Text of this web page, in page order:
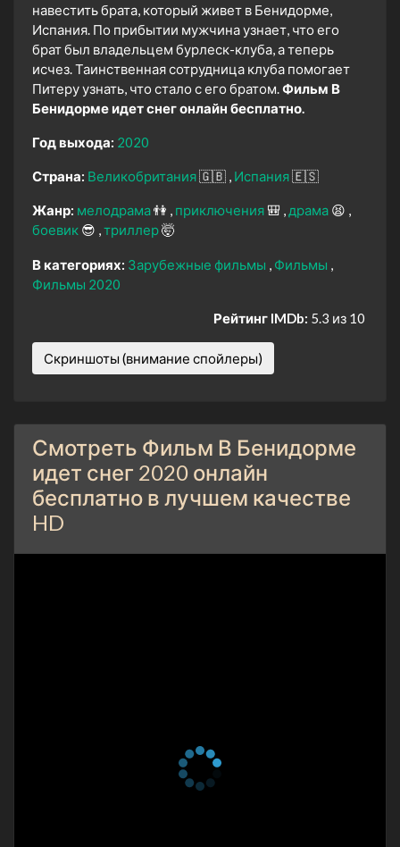
навестить брата, который живет в Бенидорме,
Испания. По прибытии мужчина узнает, что его
брат был владельцем бурлеск-клуба, а теперь
исчез. Таинственная сотрудница клуба помогает
Питеру узнать, что стало с его братом.Фильм В
Бенидорме идет снег онлайн бесплатно.
Год выхода: 2020
Страна: Великобритания🇬🇧 Испания🇪🇸
Жанр: мелодрама👫 приключения 🎒 драма 😫
боевик 😎 триллер🤯
В категориях: Зарубежные фильмы
Фильмы
Фильмы 2020
Рейтинг IMDb: 5.3 из 10
Скриншоты (внимание спойлеры)
Смотреть Фильм В Бенидорме
идет снег 2020 онлайн
бесплатно в лучшем качестве
HD